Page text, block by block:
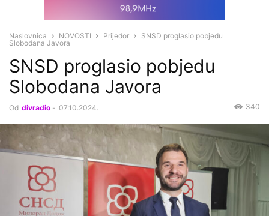
Naslovnica NOVOSTI Prijedor
SNSD proglasio pobjedu
Slobodana Javora
SNSD proglasio pobjedu
Slobodana Javora
Od divradio - 07.10.2024. 340